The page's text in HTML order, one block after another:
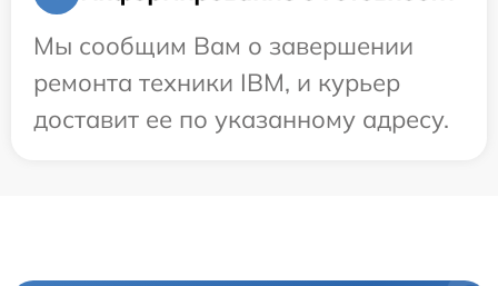
Мы сообщим Вам о завершении
ремонта техники IBM, и курьер
доставит ее по указанному адресу.